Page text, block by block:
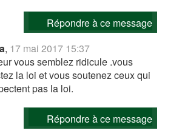
Répondre à ce message
, 17 mai 2017 15:37
vous semblez ridicule .vous
la loi et vous soutenez ceux qui
pas la loi.
Répondre à ce message